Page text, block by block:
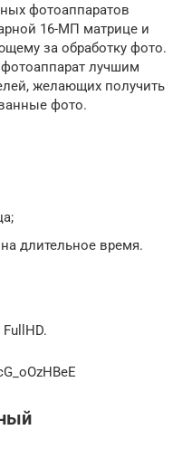
фотоаппаратов
16-МП матрице и
за обработку фото.
лучшим
желающих получить
фото.
длительное время.